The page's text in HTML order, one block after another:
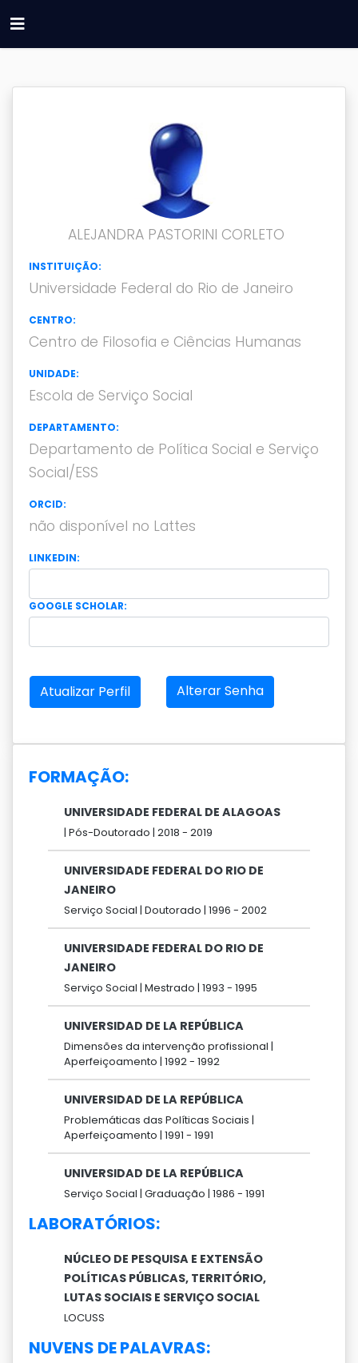
ALEJANDRA PASTORINI CORLETO
INSTITUIÇÃO:
Universidade Federal do Rio de Janeiro
CENTRO:
Centro de Filosofia e Ciências Humanas
UNIDADE:
Escola de Serviço Social
DEPARTAMENTO:
Departamento de Política Social e Serviço
Social/ESS
ORCID:
não disponível no Lattes
LINKEDIN:
GOOGLE SCHOLAR:
Atualizar Perfil Alterar Senha
FORMAÇÃO:
UNIVERSIDADE FEDERAL DE ALAGOAS
| Pós-Doutorado | 2018 - 2019
UNIVERSIDADE FEDERAL DO RIO DE
JANEIRO
Serviço Social | Doutorado | 1996 - 2002
UNIVERSIDADE FEDERAL DO RIO DE
JANEIRO
Serviço Social | Mestrado | 1993 - 1995
UNIVERSIDAD DE LA REPÚBLICA
Dimensões da intervenção profissional |
Aperfeiçoamento | 1992 - 1992
UNIVERSIDAD DE LA REPÚBLICA
Problemáticas das Políticas Sociais |
Aperfeiçoamento | 1991 - 1991
UNIVERSIDAD DE LA REPÚBLICA
Serviço Social | Graduação | 1986 - 1991
LABORATÓRIOS:
NÚCLEO DE PESQUISA E EXTENSÃO
POLÍTICAS PÚBLICAS, TERRITÓRIO,
LUTAS SOCIAIS E SERVIÇO SOCIAL
LOCUSS
NUVENS DE PALAVRAS: